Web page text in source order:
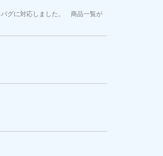
バグに対応しました。 商品一覧が